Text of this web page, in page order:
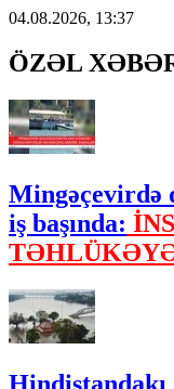
04.08.2026, 13:37
ÖZƏL
Mingəçevirdə
iş başında: